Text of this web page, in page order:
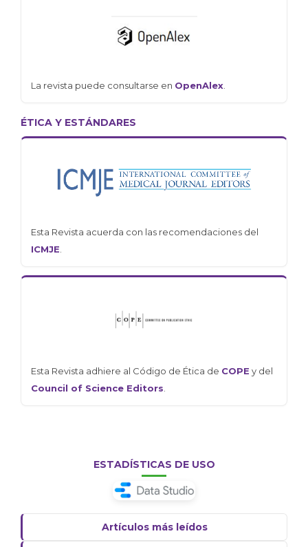
La revista puede consultarse en OpenAlex
ÉTICA Y ESTÁNDARES
Esta Revista acuerda con las recomendaciones del
ICMJE
Esta Revista adhiere al Código de Ética de COPE y del
Council of Science Editors
ESTADÍSTICAS DE USO
Artículos más leídos